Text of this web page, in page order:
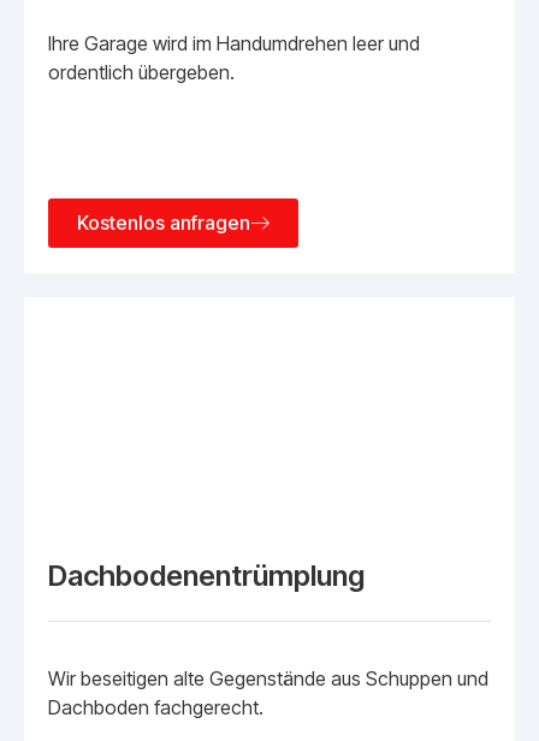
Ihre Garage wird im Handumdrehen leer und
ordentlich übergeben.
Kostenlos anfragen
Dachbodenentrümplung
Wir beseitigen alte Gegenstände aus Schuppen und
Dachboden fachgerecht.